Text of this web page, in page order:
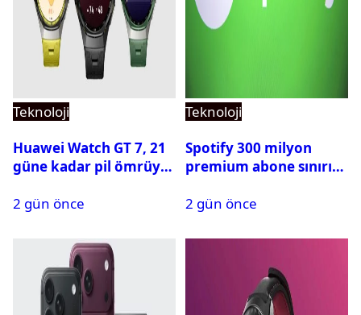
Teknoloji
Huawei Watch GT 7, 21
güne kadar pil ömrüyle
2 gün önce
Teknoloji
Spotify 300 milyon
premium abone sınırını
2 gün önce